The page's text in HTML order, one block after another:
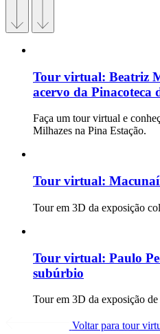
Tour virtual: Beatriz
acervo da Pinacoteca
Faça um tour virtual e
Milhazes na Pina Estação.
Tour virtual:
Tour em 3D da exposição
Tour virtual: Paulo
subúrbio
Tour em 3D da exposição
Voltar para tour